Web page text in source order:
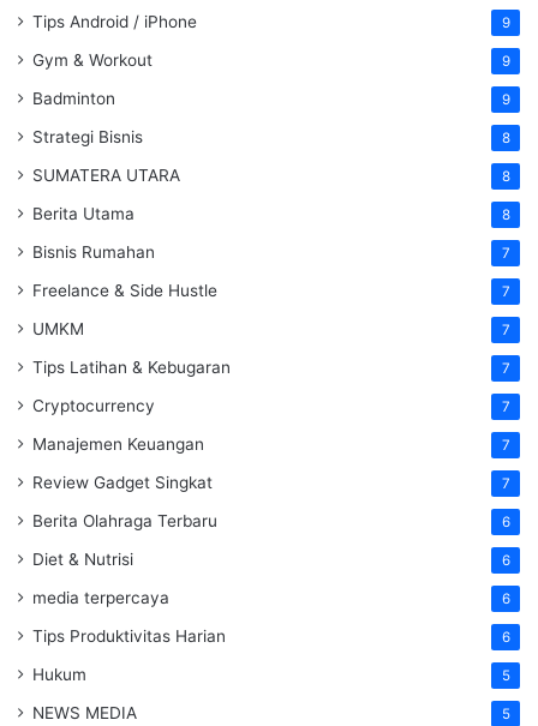
Tips Android / iPhone 9
Gym & Workout 9
Badminton 9
Strategi Bisnis 8
SUMATERA UTARA 8
Berita Utama 8
Bisnis Rumahan 7
Freelance & Side Hustle 7
UMKM 7
Tips Latihan & Kebugaran 7
Cryptocurrency 7
Manajemen Keuangan 7
Review Gadget Singkat 7
Berita Olahraga Terbaru 6
Diet & Nutrisi 6
media terpercaya 6
Tips Produktivitas Harian 6
Hukum 5
NEWS MEDIA 5